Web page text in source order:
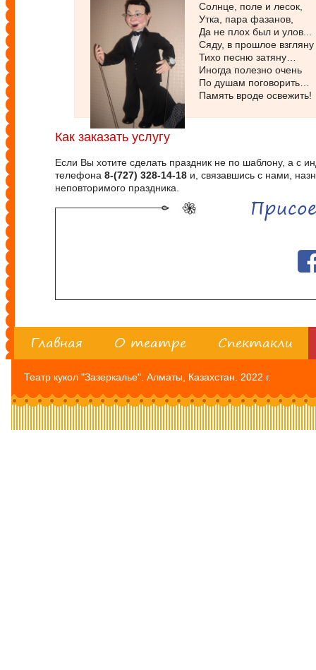
     Память вроде освежить!
Как заказать услугу
Если Вы хотите сделать праздник не по шаблону, а с
телефона 8-(727) 328-14-18 и, связавшись с нами,
неповторимого праздника.
Главная О театре Спектакли
Театр кукол "Зазеркалье". Алматы, Казахстан. 2022 г.